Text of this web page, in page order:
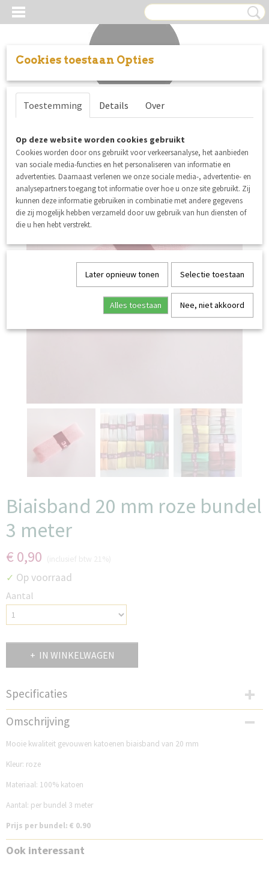
Inloggen Registreren
Biaisband 20 mm roze bundel
3 meter
€ 0,90
✓ Op voorraad
Aantal
IN WINKELWAGEN
Specificaties
Productcode
KB20R895
Omschrijving
Mooie kwaliteit gevouwen katoenen biaisband van 20 mm
Kleur: roze
Materiaal: 100% katoen
Aantal: per bundel 3 meter
Prijs per bundel: € 0.90
Ook interessant
Cookies toestaan Opties
Toestemming Details Over
Op deze website worden cookies gebruikt
Cookies worden door ons gebruikt voor verkeersanalyse, het aanbieden
van sociale media-functies en het personaliseren van informatie en
advertenties. Daarnaast verlenen we onze sociale media-, advertentie- en
analysepartners toegang tot informatie over hoe u onze site gebruikt. Zij
kunnen deze informatie gebruiken in combinatie met andere gegevens
die zij mogelijk hebben verzameld door uw gebruik van hun diensten of
die u hen hebt verstrekt.
Later opnieuw tonen Selectie toestaan
Alles toestaan Nee, niet akkoord